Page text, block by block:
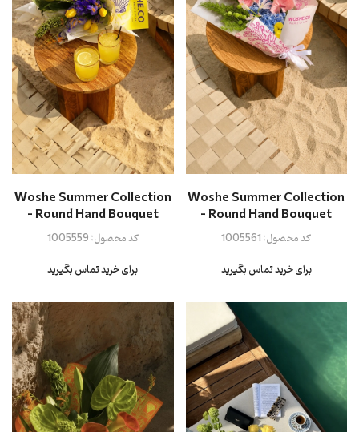
Woshe Summer Collection
- Round Hand Bouquet
برای خرید تماس بگیرید
کد محصول:1005561
Woshe Summer Collection
- Round Hand Bouquet
برای خرید تماس بگیرید
کد محصول:1005559